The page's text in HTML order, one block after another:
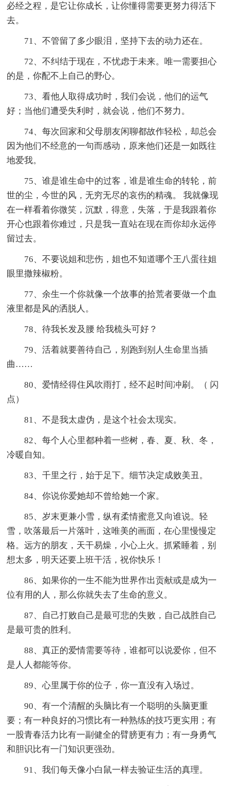
必经之程，是它让你成长，让你懂得需要更努力得活下
去。
71、不管留了多少眼泪，坚持下去的动力还在。
72、不纠结于现在，不忧虑于未来。唯一需要担心
的是，你配不上自己的野心。
73、看他人取得成功时，我们会说，他们的运气
好；当他们遭受失利时，就会说，他们不努力。
74、每次回家和父母朋友闲聊都故作轻松，却总会
因为他们不经意的一句而感动，原来他们还是一如既往
地爱我。
75、谁是谁生命中的过客，谁是谁生命的转轮，前
世的尘，今世的风，无穷无尽的哀伤的精魂。 我就像现
在一样看着你微笑，沉默，得意，失落，于是我跟着你
开心也跟着你难过，只是我一直站在现在而你却永远停
留过去。
76、不要说姐和悲伤，姐也不知道哪个王八蛋往姐
眼里撒辣椒粉。
77、余生一个你就像一个故事的拾荒者要做一个血
液里都是风的洒脱人。
78、待我长发及腰 给我梳头可好？
79、活着就要善待自己，别跑到别人生命里当插
曲……
80、爱情经得住风吹雨打，经不起时间冲刷。（ 闪
点）
81、不是我太虚伪，是这个社会太现实。
82、每个人心里都种着一些树，春、夏、秋、冬，
冷暖自知。
83、千里之行，始于足下。细节决定成败美丑。
84、你说你爱她却不曾给她一个家。
85、岁末更兼小雪，纵有柔情蜜意又向谁说。轻
雪，吹落最后一片落叶，这唯美的画面，在心里慢慢定
格。远方的朋友，天干易燥，小心上火。抓紧睡着，别
想太多，明天还要上班干活，祝你快乐！
86、如果你的一生不能为世界作出贡献或是成为一
位有用的人，那么你就失去了生命的意义。
87、自己打败自己是最可悲的失败，自己战胜自己
是最可贵的胜利。
88、真正的爱情需要等待，谁都可以说爱你，但不
是人人都能等你。
89、心里属于你的位子，你一直没有入场过。
90、有一个清醒的头脑比有一个聪明的头脑更重
要；有一种良好的习惯比有一种熟练的技巧更实用；有
一股青春活力比有一副健全的臂膀更有力；有一身勇气
和胆识比有一门知识更强劲。
91、我们每天像小白鼠一样去验证生活的真理。